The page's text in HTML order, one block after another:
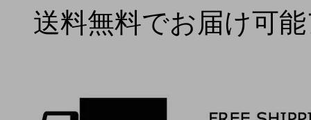
送料無料でお届け可